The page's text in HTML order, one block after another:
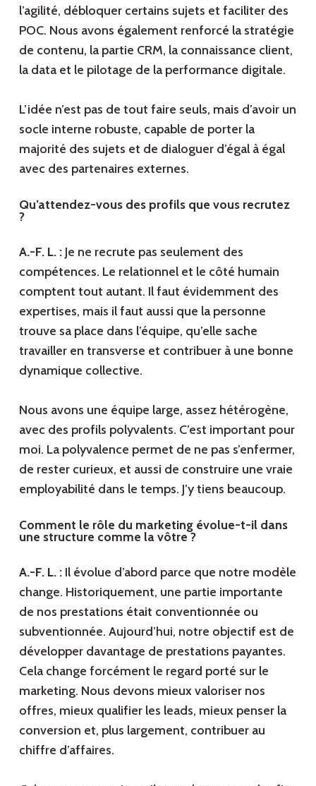
l’agilité, débloquer certains sujets et faciliter des
POC. Nous avons également renforcé la stratégie
de contenu, la partie CRM, la connaissance client,
la data et le pilotage de la performance digitale.
L’idée n’est pas de tout faire seuls, mais d’avoir un
socle interne robuste, capable de porter la
majorité des sujets et de dialoguer d’égal à égal
avec des partenaires externes.
Qu’attendez-vous des profils que vous recrutez
?
A.-F. L. : Je ne recrute pas seulement des
compétences. Le relationnel et le côté humain
comptent tout autant. Il faut évidemment des
expertises, mais il faut aussi que la personne
trouve sa place dans l’équipe, qu’elle sache
travailler en transverse et contribuer à une bonne
dynamique collective.
Nous avons une équipe large, assez hétérogène,
avec des profils polyvalents. C’est important pour
moi. La polyvalence permet de ne pas s’enfermer,
de rester curieux, et aussi de construire une vraie
employabilité dans le temps. J’y tiens beaucoup.
Comment le rôle du marketing évolue-t-il dans
une structure comme la vôtre ?
A.-F. L. :Il évolue d’abord parce que notre modèle
change. Historiquement, une partie importante
de nos prestations était conventionnée ou
subventionnée. Aujourd’hui, notre objectif est de
développer davantage de prestations payantes.
Cela change forcément le regard porté sur le
marketing. Nous devons mieux valoriser nos
offres, mieux qualifier les leads, mieux penser la
conversion et, plus largement, contribuer au
chiffre d’affaires.